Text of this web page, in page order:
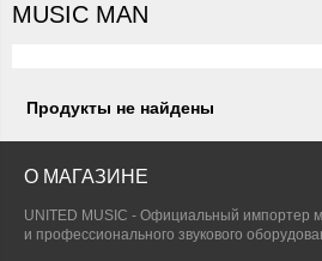
MUSIC MAN
Продукты не найдены
О МАГАЗИНЕ
UNITED MUSIC - Официальный импортер
и профессионального звукового